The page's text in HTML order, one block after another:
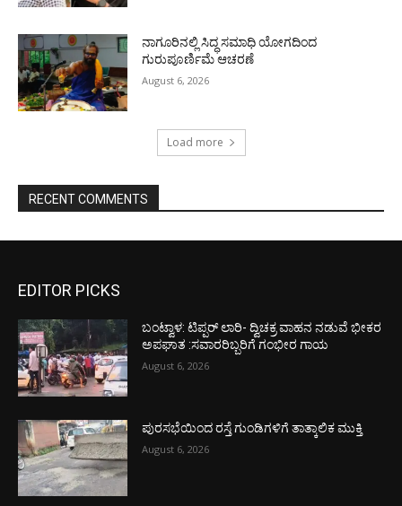
ನಾಗೂರಿನಲ್ಲಿ ಸಿದ್ಧ ಸಮಾಧಿ ಯೋಗದಿಂದ
ಗುರುಪೂರ್ಣಿಮೆ ಆಚರಣೆ
August 6, 2026
Load more
RECENT COMMENTS
EDITOR PICKS
ಬಂಟ್ವಾಳ: ಟಿಪ್ಪರ್ ಲಾರಿ- ದ್ವಿಚಕ್ರ ವಾಹನ ನಡುವೆ ಭೀಕರ
ಅಪಘಾತ :ಸವಾರರಿಬ್ಬರಿಗೆ ಗಂಭೀರ ಗಾಯ
August 6, 2026
ಪುರಸಭೆಯಿಂದ ರಸ್ತೆ ಗುಂಡಿಗಳಿಗೆ ತಾತ್ಕಾಲಿಕ ಮುಕ್ತಿ
August 6, 2026